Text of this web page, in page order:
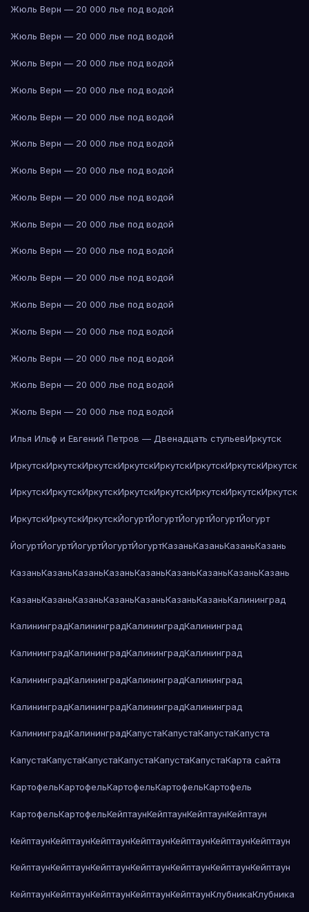
Жюль Верн — 20 000 лье под водой
Жюль Верн — 20 000 лье под водой
Жюль Верн — 20 000 лье под водой
Жюль Верн — 20 000 лье под водой
Жюль Верн — 20 000 лье под водой
Жюль Верн — 20 000 лье под водой
Жюль Верн — 20 000 лье под водой
Жюль Верн — 20 000 лье под водой
Жюль Верн — 20 000 лье под водой
Жюль Верн — 20 000 лье под водой
Жюль Верн — 20 000 лье под водой
Жюль Верн — 20 000 лье под водой
Жюль Верн — 20 000 лье под водой
Жюль Верн — 20 000 лье под водой
Жюль Верн — 20 000 лье под водой
Жюль Верн — 20 000 лье под водой
Илья Ильф и Евгений Петров — Двенадцать стульевИркутск
ИркутскИркутскИркутскИркутскИркутскИркутскИркутскИркутск
ИркутскИркутскИркутскИркутскИркутскИркутскИркутскИркутск
ИркутскИркутскИркутскЙогуртЙогуртЙогуртЙогуртЙогурт
ЙогуртЙогуртЙогуртЙогуртЙогуртКазаньКазаньКазаньКазань
КазаньКазаньКазаньКазаньКазаньКазаньКазаньКазаньКазань
КазаньКазаньКазаньКазаньКазаньКазаньКазаньКалининград
КалининградКалининградКалининградКалининград
КалининградКалининградКалининградКалининград
КалининградКалининградКалининградКалининград
КалининградКалининградКалининградКалининград
КалининградКалининградКапустаКапустаКапустаКапуста
КапустаКапустаКапустаКапустаКапустаКапустаКарта сайта
КартофельКартофельКартофельКартофельКартофель
КартофельКартофельКейптаунКейптаунКейптаунКейптаун
КейптаунКейптаунКейптаунКейптаунКейптаунКейптаунКейптаун
КейптаунКейптаунКейптаунКейптаунКейптаунКейптаунКейптаун
КейптаунКейптаунКейптаунКейптаунКейптаунКлубникаКлубника